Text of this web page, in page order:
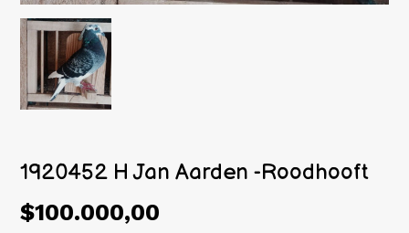
1920452 H Jan Aarden -Roodhooft
$100.000,00